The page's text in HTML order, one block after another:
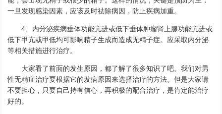
一旦发现感染因素，应该及时祛除病因，防止疾病加重。
4、内分泌疾病垂体功能亢进或低下垂体肿瘤肾上腺功能亢进或
低下甲亢或甲低均可影响精子生成而造成无精子症。应采取内分泌
等相关措施进行治疗。
大家看了前面的发生原因，都了解了很多知识了吧。我们对男
性无精症治疗要根据它的发病原因来选择治疗的方法。但是大家请
不要担心，只要自己持有信心，再积极的配合治疗，是肯定能治疗
好的。